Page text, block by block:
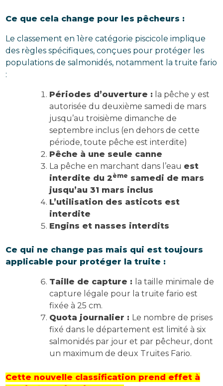
Ce que cela change pour les pêcheurs :
Le classement en 1ère catégorie piscicole implique
des règles spécifiques, conçues pour protéger les
populations de salmonidés, notamment la truite fario
:
Périodes d’ouverture : la pêche y est
autorisée du deuxième samedi de mars
jusqu’au troisième dimanche de
septembre inclus (en dehors de cette
période, toute pêche est interdite)
Pêche à une seule canne
La pêche en marchant dans l’eau est
interdite du 2ème samedi de mars
jusqu’au 31 mars inclus
L’utilisation des asticots est
interdite
Engins et nasses interdits
Ce qui ne change pas mais qui est toujours
applicable pour protéger la truite :
Taille de capture : la taille minimale de
capture légale pour la truite fario est
fixée à 25 cm.
Quota journalier : Le nombre de prises
fixé dans le département est limité à six
salmonidés par jour et par pêcheur, dont
un maximum de deux Truites Fario.
Cette nouvelle classification prend effet à